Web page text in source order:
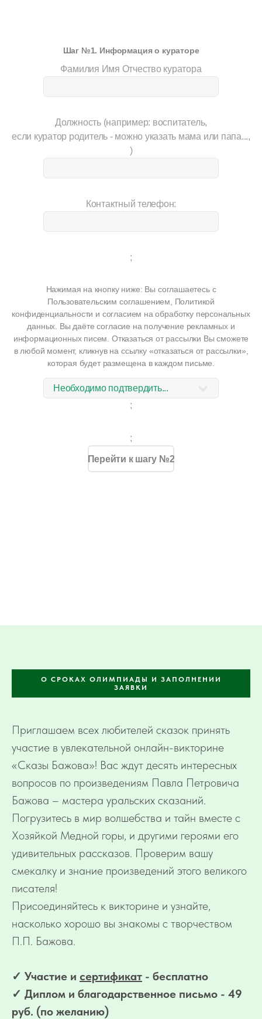
О СРОКАХ ОЛИМПИАДЫ И ЗАПОЛНЕНИИ
ЗАЯВКИ
Приглашаем всех любителей сказок принять
участие в увлекательной онлайн-викторине
«Сказы Бажова»! Вас ждут десять интересных
вопросов по произведениям Павла Петровича
Бажова – мастера уральских сказаний.
Погрузитесь в мир волшебства и тайн вместе с
Хозяйкой Медной горы, и другими героями его
удивительных рассказов. Проверим вашу
смекалку и знание произведений этого великого
писателя!
Присоединяйтесь к викторине и узнайте,
насколько хорошо вы знакомы с творчеством
П.П. Бажова.
✓ Участие и сертификат - бесплатно
✓ Диплом и благодарственное письмо - 49
руб. (по желанию)